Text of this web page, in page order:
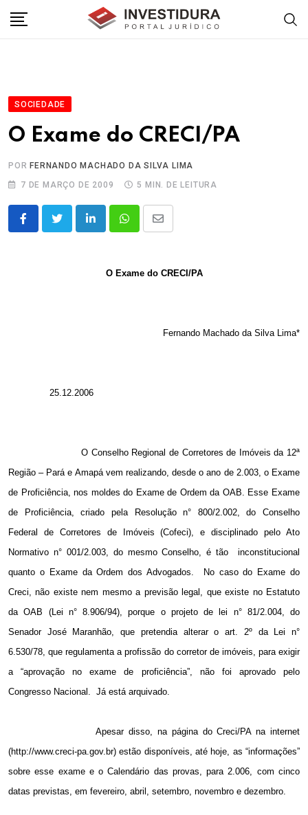
SOCIEDADE
O Exame do CRECI/PA
POR FERNANDO MACHADO DA SILVA LIMA
7 DE MARÇO DE 2009
5 MIN. DE LEITURA
LinkedInWhatsappShare
O Exame do CRECI/PA
Fernando Machado da Silva Lima*
25.12.2006
O Conselho Regional de Corretores de Imóveis da 12ª
Região – Pará e Amapá vem realizando, desde o ano de 2.003, o Exame
de Proficiência, nos moldes do Exame de Ordem da OAB. Esse Exame
de Proficiência, criado pela Resolução n° 800/2.002, do Conselho
Federal de Corretores de Imóveis (Cofeci), e disciplinado pelo Ato
Normativo n° 001/2.003, do mesmo Conselho, é tão
inconstitucional
quanto o Exame da Ordem dos Advogados.
No caso do Exame do
Creci, não existe nem mesmo a previsão legal, que existe no Estatuto
da OAB (Lei n° 8.906/94), porque o projeto de lei n° 81/2.004, do
Senador José Maranhão, que pretendia alterar o art. 2º da Lei n°
6.530/78, que regulamenta a profissão do corretor de imóveis, para exigir
a “aprovação no exame de proficiência”, não foi aprovado pelo
Congresso Nacional. Já está arquivado.
Apesar disso, na página do Creci/PA na internet
(http://www.creci-pa.gov.br) estão disponíveis, até hoje, as “informações”
sobre esse exame e o Calendário das provas, para 2.006, com cinco
datas previstas, em fevereiro, abril, setembro, novembro e dezembro.